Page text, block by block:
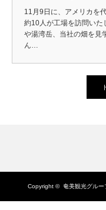
11月9日に、アメリカを
約10人が工場を訪問いた
や湯湾岳、当社の畑を見
ん…
Copyright © 奄美観光グルー